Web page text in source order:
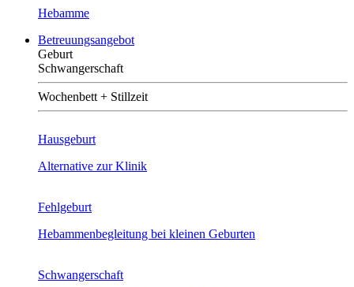
Hebamme
Betreuungsangebot
Geburt
Schwangerschaft
Wochenbett + Stillzeit
Hausgeburt
Alternative zur Klinik
Fehlgeburt
Hebammenbegleitung bei kleinen Geburten
Schwangerschaft